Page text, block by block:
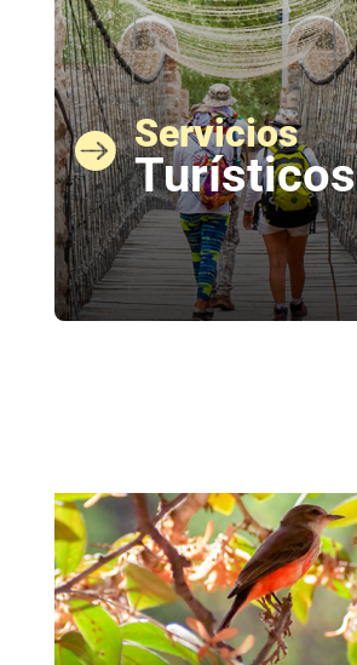
 Servicios
Turísticos